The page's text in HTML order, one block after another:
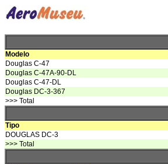
Modelo
Douglas C-47
Douglas C-47A-90-DL
Douglas C-47-DL
Douglas DC-3-367
>>> Total
Tipo
DOUGLAS DC-3
>>> Total